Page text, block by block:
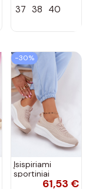
37 38 40
−30%
Įsispiriami
sportiniai
bateliai Kobbo
61,53 €